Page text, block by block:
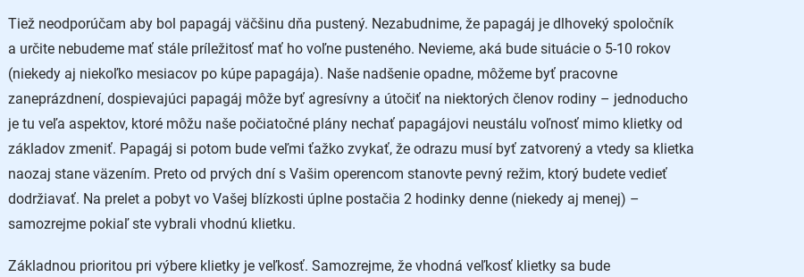
Tiež neodporúčam aby bol papagáj väčšinu dňa pustený. Nezabudnime, že papagáj je dlhoveký spoločník
a určite nebudeme mať stále príležitosť mať ho voľne pusteného. Nevieme, aká bude situácie o 5-10 rokov
(niekedy aj niekoľko mesiacov po kúpe papagája). Naše nadšenie opadne, môžeme byť pracovne
zaneprázdnení, dospievajúci papagáj môže byť agresívny a útočiť na niektorých členov rodiny – jednoducho
je tu veľa aspektov, ktoré môžu naše počiatočné plány nechať papagájovi neustálu voľnosť mimo klietky od
základov zmeniť. Papagáj si potom bude veľmi ťažko zvykať, že odrazu musí byť zatvorený a vtedy sa klietka
naozaj stane väzením. Preto od prvých dní s Vašim operencom stanovte pevný režim, ktorý budete vedieť
dodržiavať. Na prelet a pobyt vo Vašej blízkosti úplne postačia 2 hodinky denne (niekedy aj menej) –
samozrejme pokiaľ ste vybrali vhodnú klietku.
Základnou prioritou pri výbere klietky je veľkosť. Samozrejme, že vhodná veľkosť klietky sa bude